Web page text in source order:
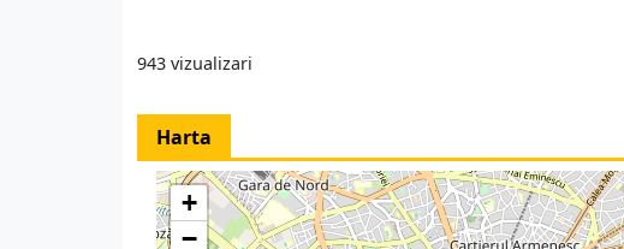
943 vizualizari
Harta
+
−